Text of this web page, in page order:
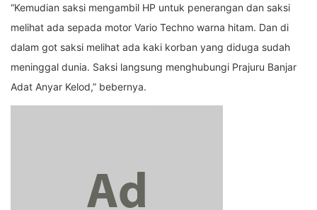
“Kemudian saksi mengambil HP untuk penerangan dan saksi
melihat ada sepada motor Vario Techno warna hitam. Dan di
dalam got saksi melihat ada kaki korban yang diduga sudah
meninggal dunia. Saksi langsung menghubungi Prajuru Banjar
Adat Anyar Kelod,” bebernya.